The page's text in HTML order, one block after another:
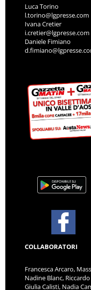
Luca Torino
l.torino@lgpresse.com
Ivana Cretier
i.cretier@lgpresse.com
Daniele Fimiano
COLLABORATORI
Francesca Arcaro,
Nadine Blanc,
Giulia Calisti, Nadia